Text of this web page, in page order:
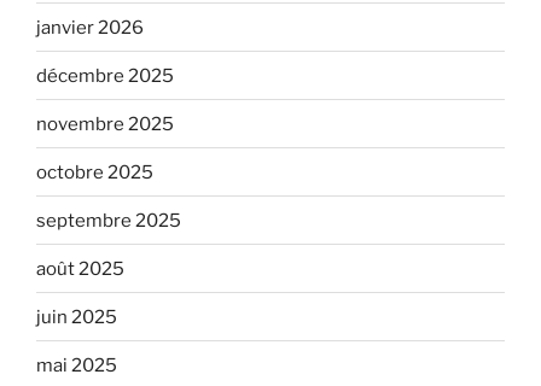
janvier 2026
décembre 2025
novembre 2025
octobre 2025
septembre 2025
août 2025
juin 2025
mai 2025